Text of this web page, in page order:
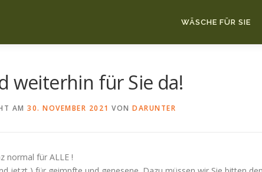
WÄSCHE FÜR SIE
weiterhin für Sie da!
AM 30. NOVEMBER 2021 VON DARUNTER
normal für ALLE !